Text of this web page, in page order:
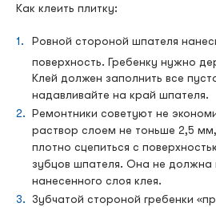
Как клеить плитку:
Ровной стороной шпателя
поверхность. Гребенку нужно
Клей должен заполнить все
надавливайте на край шпателя.
Ремонтники советуют не
раствор слоем не тоньше 2,5
плотно сцепиться с
зубцов шпателя. Она не должна
нанесенного слоя клея.
Зубчатой стороной гребенки